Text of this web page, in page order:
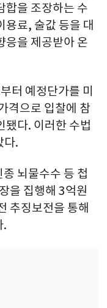
합을 조장하는 수
용료, 술값 등을 대
응을 제공받아 온
터 예정단가를 미
격으로 입찰에 참
됐다. 이러한 수법
다.
뇌물수수 등 첩
을 집행해 3억원
추징보전을 통해
.